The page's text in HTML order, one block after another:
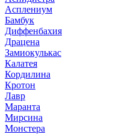
Асплениум
Бамбук
Диффенбахия
Драцена
Замиокулькас
Калатея
Кордилина
Кротон
Лавр
Маранта
Мирсина
Монстера